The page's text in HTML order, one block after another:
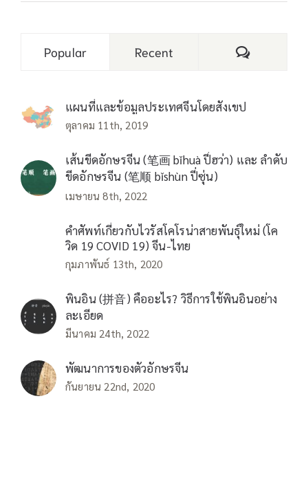
Popular Recent Comments
แผนที่และข้อมูลประเทศจีนโดยสังเขป
ตุลาคม 11th, 2019
เส้นขีดอักษรจีน (笔画 bǐhuà ปี่ฮว่า) และ ลำดับ
ขีดอักษรจีน (笔顺 bǐshùn ปี่ซุ่น)
เมษายน 8th, 2022
คำศัพท์เกี่ยวกับไวรัสโคโรน่าสายพันธุ์ใหม่ (โค
วิด 19 COVID 19) จีน-ไทย
กุมภาพันธ์ 13th, 2020
พินอิน (拼音) คืออะไร? วิธีการใช้พินอินอย่าง
ละเอียด
มีนาคม 24th, 2022
พัฒนาการของตัวอักษรจีน
กันยายน 22nd, 2020